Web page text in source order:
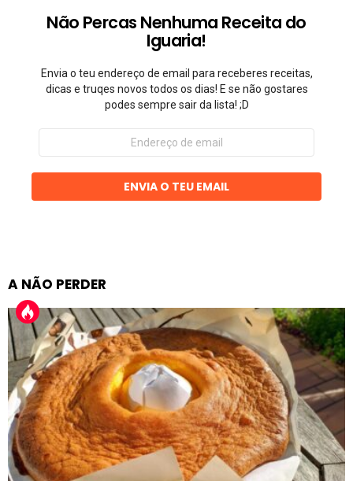
Não Percas Nenhuma Receita do
Iguaria!
Envia o teu endereço de email para receberes receitas,
dicas e truqes novos todos os dias! E se não gostares
podes sempre sair da lista! ;D
Endereço
email
ENVIA O TEU EMAIL
A NÃO PERDER